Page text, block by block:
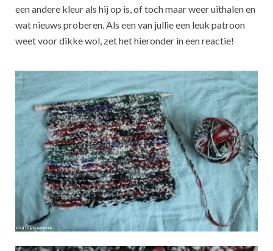
een andere kleur als hij op is, of toch maar weer uithalen en
wat nieuws proberen. Als een van jullie een leuk patroon
weet voor dikke wol, zet het hieronder in een reactie!